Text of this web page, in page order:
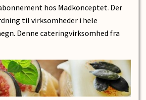
hos Madkonceptet. Der
til virksomheder i hele
Denne cateringvirksomhed fra